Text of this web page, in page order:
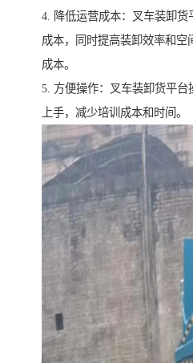
4. 降低运营成本：叉车装卸货
成本，同时提高装卸效率和空
成本。
5. 方便操作：叉车装卸货平
上手，减少培训成本和时间。